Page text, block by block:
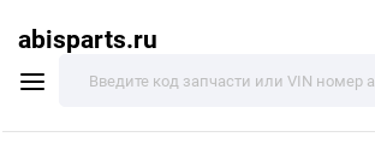
abisparts.ru